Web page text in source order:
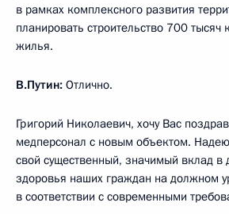
в рамках комплексного развития
планировать строительство 700 тысяч
жилья.
В.Путин: Отлично.
Григорий Николаевич, хочу Вас
медперсонал с новым объектом.
свой существенный, значимый вклад в
здоровья наших граждан на должном
в соответствии с современными